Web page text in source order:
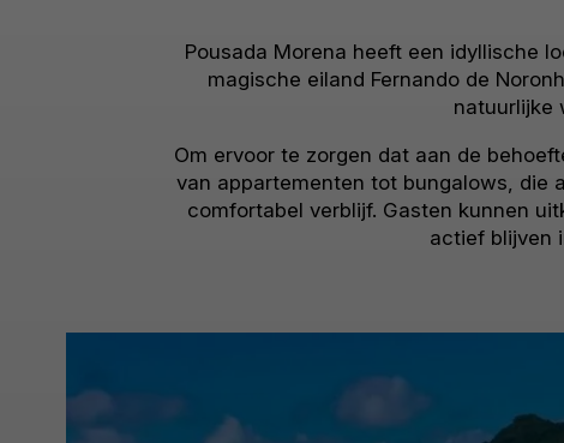
Pousada Morena heeft een idyllische
magische eiland Fernando de
natuurlijke
Om ervoor te zorgen dat aan de
van appartementen tot bungalows, die
comfortabel verblijf. Gasten kunnen
actief blijven